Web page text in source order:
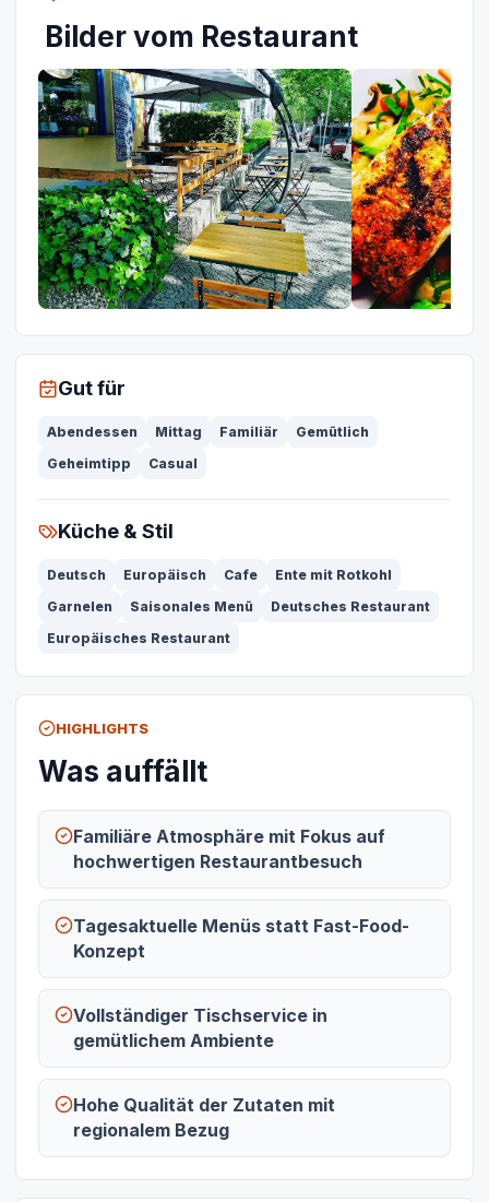
Bilder vom Restaurant
Gut für
Abendessen Mittag Familiär
Gemütlich
Geheimtipp
Casual
Küche & Stil
Deutsch Europäisch Cafe
Ente mit Rotkohl
Garnelen
Saisonales Menü
Deutsches Restaurant
Europäisches Restaurant
HIGHLIGHTS
Was auffällt
Familiäre Atmosphäre mit Fokus auf
hochwertigen Restaurantbesuch
Tagesaktuelle Menüs statt Fast-Food-
Konzept
Vollständiger Tischservice in
gemütlichem Ambiente
Hohe Qualität der Zutaten mit
regionalem Bezug